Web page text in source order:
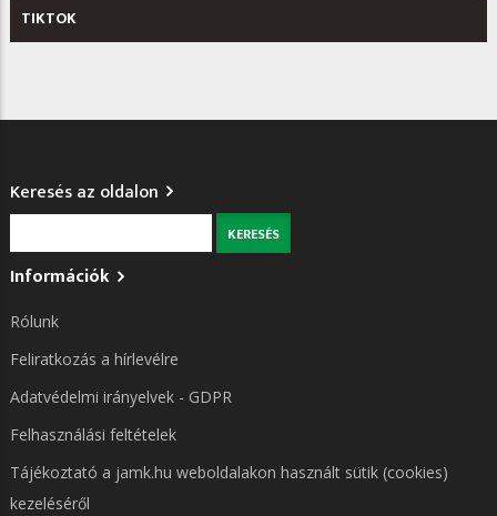
TIKTOK
Keresés az oldalon
Információk
Rólunk
Feliratkozás a hírlevélre
Adatvédelmi irányelvek - GDPR
Felhasználási feltételek
Tájékoztató a jamk.hu weboldalakon használt sütik (cookies)
kezeléséről